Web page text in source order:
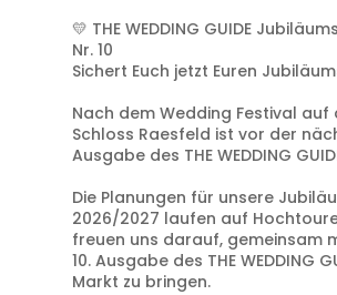
💛 THE WEDDING GUIDE
Nr. 10
Sichert Euch jetzt Euren
Nach dem Wedding Festival auf
Schloss Raesfeld ist vor der
Ausgabe des THE WEDDING
Die Planungen für unsere
2026/2027 laufen auf
freuen uns darauf, gemeinsam
10. Ausgabe des THE WEDDING
Markt zu bringen.